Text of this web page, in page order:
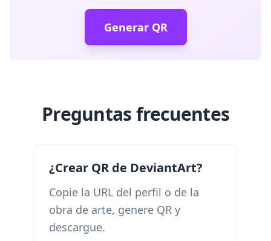
Generar QR
Preguntas frecuentes
¿Crear QR de DeviantArt?
Copie la URL del perfil o de la
obra de arte, genere QR y
descargue.